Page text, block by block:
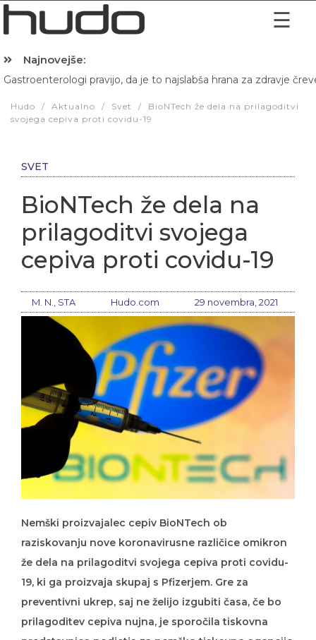
Najnovejše:
Gastroenterologi pravijo, da je to najslabša hrana za zdravje
Hudo / Aktualno / Svet /
BioNTech že dela na prilagoditvi
svojega cepiva proti covidu-19
SVET
BioNTech že dela na
prilagoditvi svojega
cepiva proti covidu-19
M. N., STA Hudo.com 29 novembra, 2021
Nemški proizvajalec cepiv BioNTech ob
raziskovanju nove koronavirusne različice omikron
že dela na prilagoditvi svojega cepiva proti covidu-
19, ki ga proizvaja skupaj s Pfizerjem. Gre za
preventivni ukrep, saj ne želijo izgubiti časa, če bo
prilagoditev cepiva nujna, je sporočila tiskovna